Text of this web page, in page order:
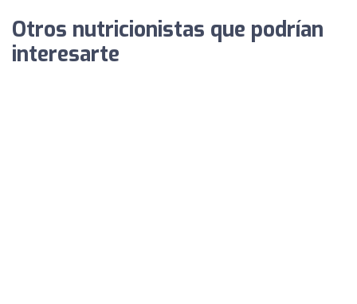
Otros nutricionistas que podrían
interesarte